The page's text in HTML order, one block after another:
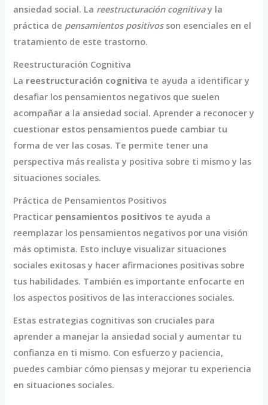
ansiedad social. La reestructuración cognitivay la
práctica de pensamientos positivosson esenciales en el
tratamiento de este trastorno.
Reestructuración Cognitiva
La reestructuración cognitiva te ayuda a identificar y
desafiar los pensamientos negativos que suelen
acompañar a la ansiedad social. Aprender a reconocer y
cuestionar estos pensamientos puede cambiar tu
forma de ver las cosas. Te permite tener una
perspectiva más realista y positiva sobre ti mismo y las
situaciones sociales.
Práctica de Pensamientos Positivos
Practicar pensamientos positivos te ayuda a
reemplazar los pensamientos negativos por una visión
más optimista. Esto incluye visualizar situaciones
sociales exitosas y hacer afirmaciones positivas sobre
tus habilidades. También es importante enfocarte en
los aspectos positivos de las interacciones sociales.
Estas estrategias cognitivas son cruciales para
aprender a manejar la ansiedad social y aumentar tu
confianza en ti mismo. Con esfuerzo y paciencia,
puedes cambiar cómo piensas y mejorar tu experiencia
en situaciones sociales.